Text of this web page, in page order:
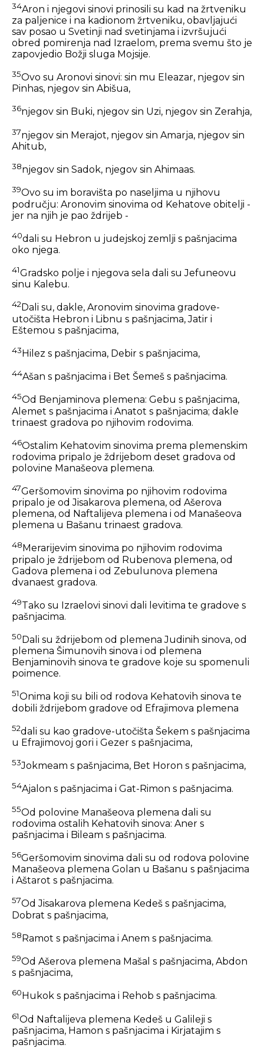
34Aron i njegovi sinovi prinosili su kad na žrtveniku
za paljenice i na kadionom žrtveniku, obavljajući
sav posao u Svetinji nad svetinjama i izvršujući
obred pomirenja nad Izraelom, prema svemu što je
zapovjedio Božji sluga Mojsije.
35Ovo su Aronovi sinovi: sin mu Eleazar, njegov sin
Pinhas, njegov sin Abišua,
36njegov sin Buki, njegov sin Uzi, njegov sin Zerahja,
37njegov sin Merajot, njegov sin Amarja, njegov sin
Ahitub,
38njegov sin Sadok, njegov sin Ahimaas.
39Ovo su im boravišta po naseljima u njihovu
području: Aronovim sinovima od Kehatove obitelji -
jer na njih je pao ždrijeb -
40dali su Hebron u judejskoj zemlji s pašnjacima
oko njega.
41Gradsko polje i njegova sela dali su Jefuneovu
sinu Kalebu.
42Dali su, dakle, Aronovim sinovima gradove-
utočišta Hebron i Libnu s pašnjacima, Jatir i
Eštemou s pašnjacima,
43Hilez s pašnjacima, Debir s pašnjacima,
44Ašan s pašnjacima i Bet Šemeš s pašnjacima.
45Od Benjaminova plemena: Gebu s pašnjacima,
Alemet s pašnjacima i Anatot s pašnjacima; dakle
trinaest gradova po njihovim rodovima.
46Ostalim Kehatovim sinovima prema plemenskim
rodovima pripalo je ždrijebom deset gradova od
polovine Manašeova plemena.
47Geršomovim sinovima po njihovim rodovima
pripalo je od Jisakarova plemena, od Ašerova
plemena, od Naftalijeva plemena i od Manašeova
plemena u Bašanu trinaest gradova.
48 Merarijevim sinovima po njihovim rodovima
pripalo je ždrijebom od Rubenova plemena, od
Gadova plemena i od Zebulunova plemena
dvanaest gradova.
49Tako su Izraelovi sinovi dali levitima te gradove s
pašnjacima.
50 Dali su ždrijebom od plemena Judinih sinova, od
plemena Šimunovih sinova i od plemena
Benjaminovih sinova te gradove koje su spomenuli
poimence.
51Onima koji su bili od rodova Kehatovih sinova te
dobili ždrijebom gradove od Efrajimova plemena
52dali su kao gradove-utočišta Šekem s pašnjacima
u Efrajimovoj gori i Gezer s pašnjacima,
53Jokmeam s pašnjacima, Bet Horon s pašnjacima,
54Ajalon s pašnjacima i Gat-Rimon s pašnjacima.
55Od polovine Manašeova plemena dali su
rodovima ostalih Kehatovih sinova: Aner s
pašnjacima i Bileam s pašnjacima.
56Geršomovim sinovima dali su od rodova polovine
Manašeova plemena Golan u Bašanu s pašnjacima
i Aštarot s pašnjacima.
57Od Jisakarova plemena Kedeš s pašnjacima,
Dobrat s pašnjacima,
58Ramot s pašnjacima i Anem s pašnjacima.
59Od Ašerova plemena Mašal s pašnjacima, Abdon
s pašnjacima,
60 Hukok s pašnjacima i Rehob s pašnjacima.
61Od Naftalijeva plemena Kedeš u Galileji s
pašnjacima, Hamon s pašnjacima i Kirjatajim s
pašnjacima.